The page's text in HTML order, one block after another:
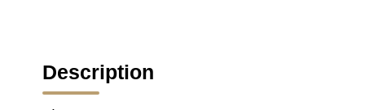
Description